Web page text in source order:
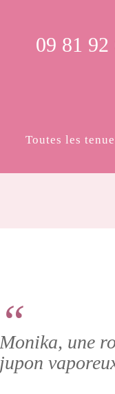
09 81 92
Toutes les
Monika, une
jupon